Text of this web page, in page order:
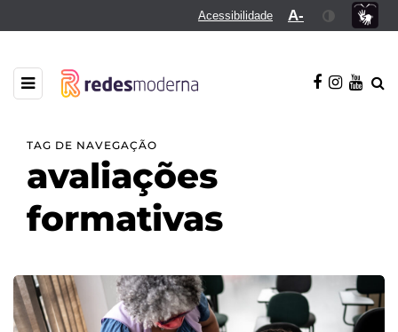
Acessibilidade A-
TAG DE NAVEGAÇÃO
avaliações
formativas